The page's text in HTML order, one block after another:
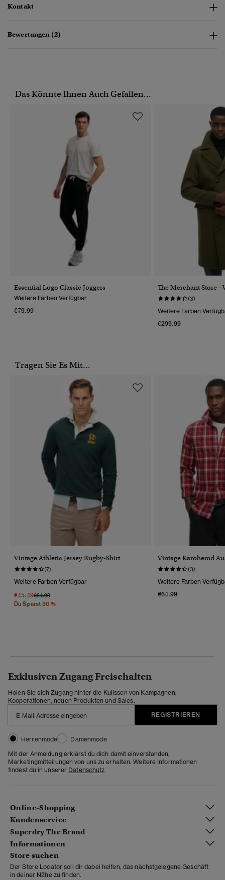
Kontakt
Bewertungen (2)
Das Könnte Ihnen Auch Gefallen...
Essential Logo Classic Joggers
Weitere Farben Verfügbar
€79.99
The Merchant Store
(3)
Weitere Farben
€299.99
Tragen Sie Es Mit...
Vintage Athletic Jersey Rugby-Shirt
(7)
Weitere Farben Verfügbar
€45.49Preis Wurde Reduziert Von
€64.99Bis
Du Sparst 30 %
Vintage Karohemd
(3)
Weitere Farben
€64.99
Exklusiven Zugang Freischalten
Holen Sie sich Zugang hinter die Kulissen von Kampagnen,
Kooperationen, neuen Produkten und Sales.
REGISTRIEREN
Herrenmode
Damenmode
Mit der Anmeldung erklärst du dich damit einverstanden,
Marketingmitteilungen von uns zu erhalten. Weitere Informationen
findest du in unserer Datenschutz
Online-Shopping
Kundenservice
Superdry The Brand
Informationen
Store suchen
Der Store Locator soll dir dabei helfen, das nächstgelegene Geschäft
in deiner Nähe zu finden.